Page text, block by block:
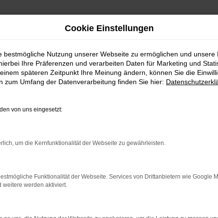
EINE
Sie alles richtig und sitzen im perfekten Fahrzeug für
von Hoyerswerda eingerichtet, andererseits ist der Škoda
im Autohaus Schiefelbein. Wir bieten Ihnen den
oder einen Jahreswagen.
NETWORK ERROR
Cookie Einstellungen
bestmögliche Nutzung unserer Webseite zu ermöglichen und unsere
Ihre Präferenzen und verarbeiten Daten für Marketing und
späteren Zeitpunkt Ihre Meinung ändern, können Sie die
zum Umfang der Datenverarbeitung finden Sie hier:
von uns eingesetzt:
um die Kernfunktionalität der Webseite zu gewährleisten.
Funktionalität der Webseite. Services von Drittanbietern wie Google
weitere werden aktiviert.